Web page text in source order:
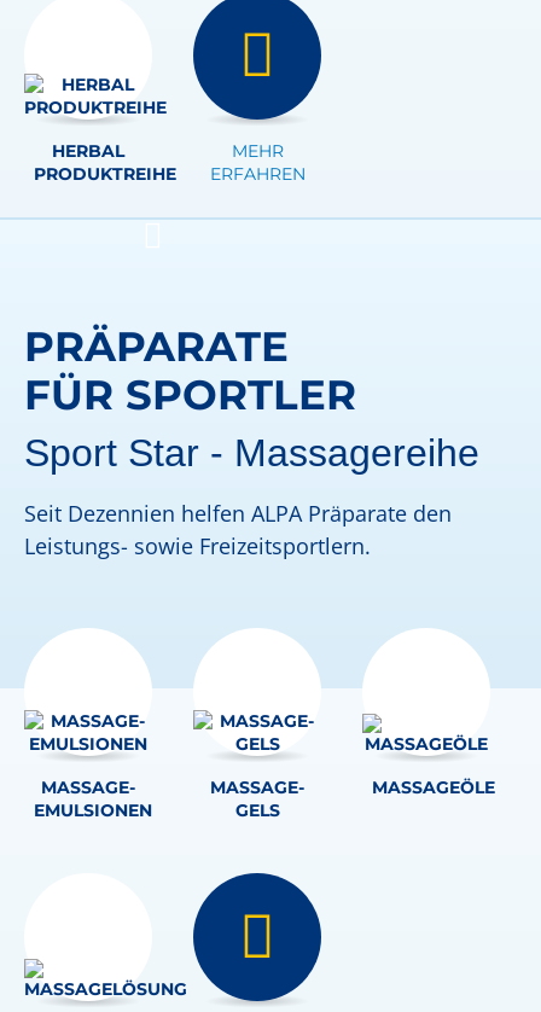
HERBAL
PRODUKTREIHE
MEHR
ERFAHREN
PRÄPARATE
FÜR SPORTLER
Sport Star - Massagereihe
Seit Dezennien helfen ALPA Präparate den
Leistungs- sowie Freizeitsportlern.
MASSAGE-
EMULSIONEN
MASSAGE-
GELS
MASSAGEÖLE